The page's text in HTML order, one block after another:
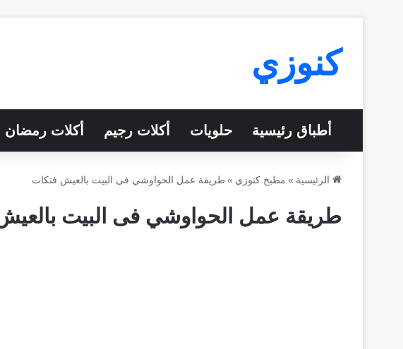
كنوزي
أطباق رئيسية حلويات أكلات رجيم أكلات رمضان
الرئيسية » مطبخ كنوزي »طريقة عمل الحواوشي فى البيت بالعيش فتكات
طريقة عمل الحواوشي فى البيت